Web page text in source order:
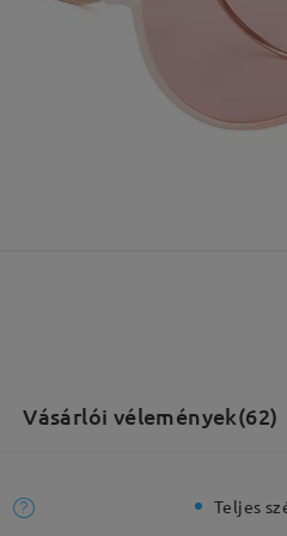
Vásárlói vélemények(62)
Teljes